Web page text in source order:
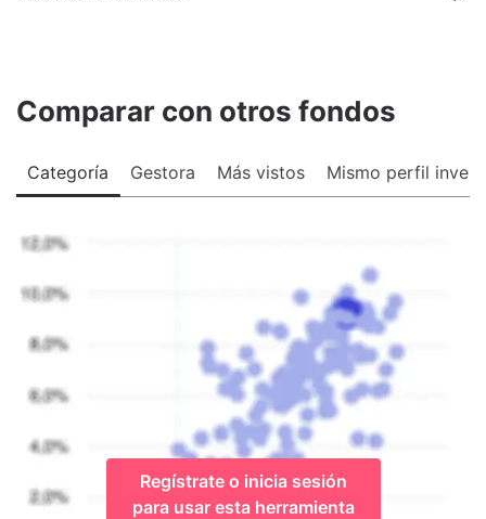
Comparar con otros fondos
Categoría Gestora Más vistos Mismo perfil
Regístrate o inicia sesión
para usar esta herramienta